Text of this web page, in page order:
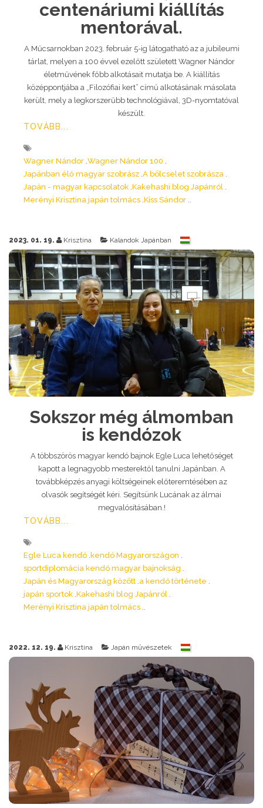
centenáriumi kiállítás
mentorával.
A Műcsarnokban 2023. február 5-ig látogatható az a jubileumi
tárlat, melyen a 100 évvel ezelőtt született Wagner Nándor
életművének főbb alkotásait mutatja be. A kiállítás
középpontjába a „Filozófiai kert” című alkotásának másolata
került, mely a legkorszerűbb technológiával, 3D-nyomtatóval
készült.
TOVÁBB...
Wagner Nándor Wagner Nándor 100
Japánban élő magyar szobrász A bölcselet szobrásza
Japán - magyar kapcsolatok Kakehashi blog Japánról
Merényi Krisztina japán tolmács Kiss Sándor
2023. 01. 19. Krisztina Kalandok Japánban
Sokszor még álmomban
is kendózok
A többszörös magyar kendó bajnok Egle Luca lehetőséget
kapott a legnagyobb mesterektől tanulni Japánban. A
továbbképzés anyagi költségeinek előteremtésében az
olvasók segítségét kéri. Segítsünk Lucának az álmai
megvalósításában.!
TOVÁBB...
Egle Luca kendó kendó Magyarországon
sportdiplomácia kendó magyar bajnokság
Japán és Magyarország között a kendó története
japán sportok Kakehashi blog Japánról
Merényi Krisztina japán tolmács
2022. 12. 19. Krisztina Japán művészetek